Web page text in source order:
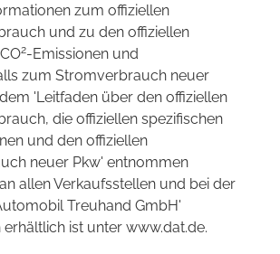
zum offiziellen
und zu den offiziellen
2-Emissionen und
zum Stromverbrauch neuer
'Leitfaden über den offiziellen
die offiziellen spezifischen
und den offiziellen
neuer Pkw' entnommen
allen Verkaufsstellen und bei der
Treuhand GmbH'
ist unter www.dat.de.